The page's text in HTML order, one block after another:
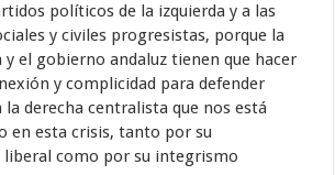
políticos de la izquierda y a las
y civiles progresistas, porque la
y el gobierno andaluz tienen que hacer
y complicidad para defender
la derecha centralista que nos está
en esta crisis, tanto por su
como por su integrismo